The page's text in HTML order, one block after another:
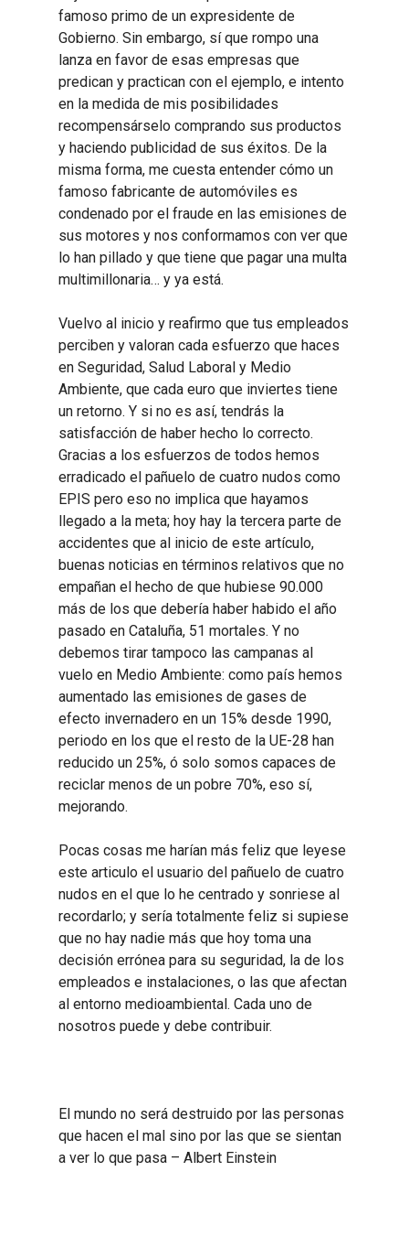
famoso primo de un expresidente de
Gobierno. Sin embargo, sí que rompo una
lanza en favor de esas empresas que
predican y practican con el ejemplo, e intento
en la medida de mis posibilidades
recompensárselo comprando sus productos
y haciendo publicidad de sus éxitos. De la
misma forma, me cuesta entender cómo un
famoso fabricante de automóviles es
condenado por el fraude en las emisiones de
sus motores y nos conformamos con ver que
lo han pillado y que tiene que pagar una multa
multimillonaria… y ya está.
Vuelvo al inicio y reafirmo que tus empleados
perciben y valoran cada esfuerzo que haces
en Seguridad, Salud Laboral y Medio
Ambiente, que cada euro que inviertes tiene
un retorno. Y si no es así, tendrás la
satisfacción de haber hecho lo correcto.
Gracias a los esfuerzos de todos hemos
erradicado el pañuelo de cuatro nudos como
EPIS pero eso no implica que hayamos
llegado a la meta; hoy hay la tercera parte de
accidentes que al inicio de este artículo,
buenas noticias en términos relativos que no
empañan el hecho de que hubiese 90.000
más de los que debería haber habido el año
pasado en Cataluña, 51 mortales. Y no
debemos tirar tampoco las campanas al
vuelo en Medio Ambiente: como país hemos
aumentado las emisiones de gases de
efecto invernadero en un 15% desde 1990,
periodo en los que el resto de la UE-28 han
reducido un 25%, ó solo somos capaces de
reciclar menos de un pobre 70%, eso sí,
mejorando.
Pocas cosas me harían más feliz que leyese
este articulo el usuario del pañuelo de cuatro
nudos en el que lo he centrado y sonriese al
recordarlo; y sería totalmente feliz si supiese
que no hay nadie más que hoy toma una
decisión errónea para su seguridad, la de los
empleados e instalaciones, o las que afectan
al entorno medioambiental. Cada uno de
nosotros puede y debe contribuir.
El mundo no será destruido por las personas
que hacen el mal sino por las que se sientan
a ver lo que pasa – Albert Einstein